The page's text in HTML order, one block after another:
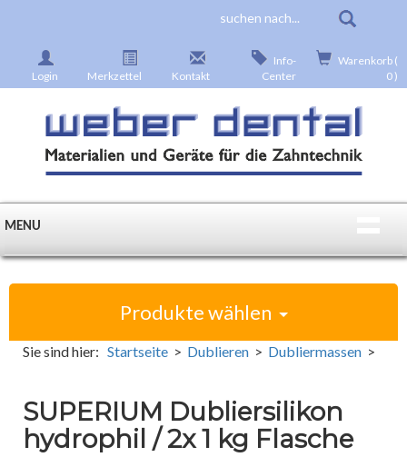
Login Merkzettel Kontakt
Info-
Center
Warenkorb (
0 )
MENU
Produkte wählen
Sie sind hier: Startseite > Dublieren > Dubliermassen >
SUPERIUM Dubliersilikon
hydrophil / 2x 1 kg Flasche